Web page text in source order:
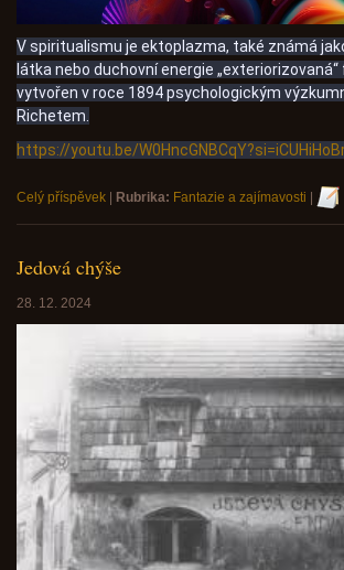
V spiritualismu je ektoplazma, také známá
látka nebo duchovní energie
vytvořen v roce 1894 psychologickým
Richetem.
https://youtu.be/
Celý příspěvek | Rubrika: Fantazie a zajímavosti |
Jedová chýše
28. 12. 2024